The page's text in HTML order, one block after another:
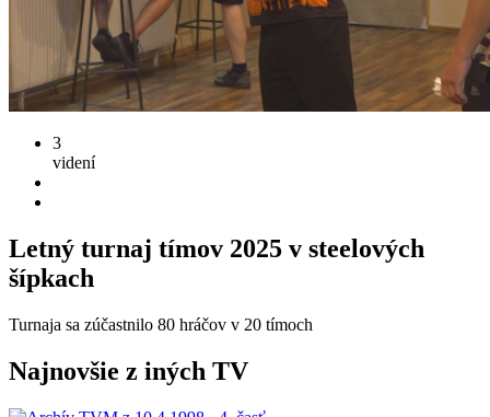
3
videní
Letný turnaj tímov 2025 v steelových
šípkach
Turnaja sa zúčastnilo 80 hráčov v 20 tímoch
Najnovšie z iných TV